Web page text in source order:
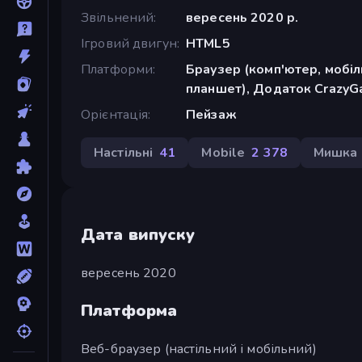
Звільнений
вересень 2020 р.
Ігровий двигун HTML5
Платформи
Браузер (комп'ютер,
планшет), Додаток
Орієнтація
Пейзаж
Настільні 41 Mobile 2 378 Мишка
Дата випуску
вересень 2020
Платформа
Веб-браузер (настільний і мобільний)